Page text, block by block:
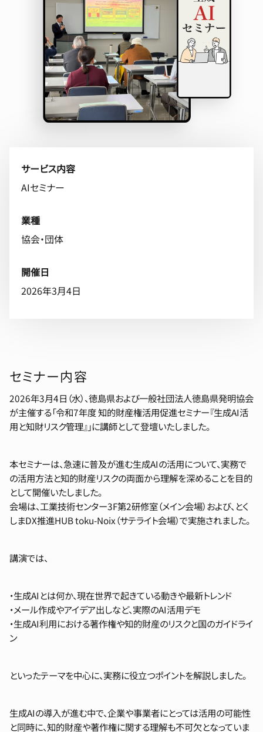
サービス内容
AIセミナー
業種
協会・団体
開催日
2026年3月4日
セミナー内容
2026年3月4日（水）、徳島県および一般社団法人徳島県発明協会
が主催する「令和7年度 知的財産権活用促進セミナー『生成AI活
用と知財リスク管理』」に講師として登壇いたしました。
本セミナーは、急速に普及が進む生成AIの活用について、実務で
の活用方法と知的財産リスクの両面から理解を深めることを目的
として開催いたしました。
会場は、工業技術センター3F第2研修室（メイン会場）および、とく
しまDX推進HUB toku-Noix（サテライト会場）で実施されました。
講演では、
・生成AIとは何か、現在世界で起きている動きや最新トレンド
・メール作成やアイデア出しなど、実際のAI活用デモ
・生成AI利用における著作権や知的財産のリスクと国のガイドライ
ン
といったテーマを中心に、実務に役立つポイントを解説しました。
生成AIの導入が進む中で、企業や事業者にとっては活用の可能性
と同時に、知的財産や著作権に関する理解も不可欠となっていま